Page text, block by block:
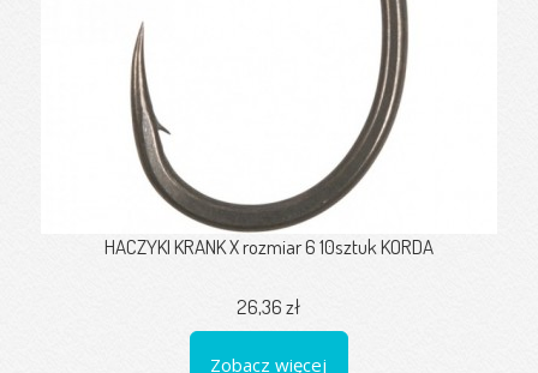
HACZYKI KRANK X rozmiar 6 10sztuk KORDA
26,36 zł
Zobacz więcej